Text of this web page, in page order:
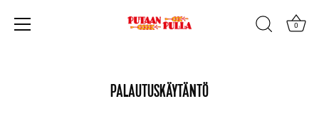
0
PALAUTUSKÄYTÄNTÖ